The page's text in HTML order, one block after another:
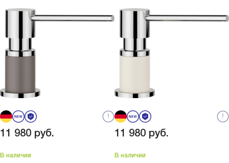
11 980 руб.
В наличии
11 980 руб.
В наличии